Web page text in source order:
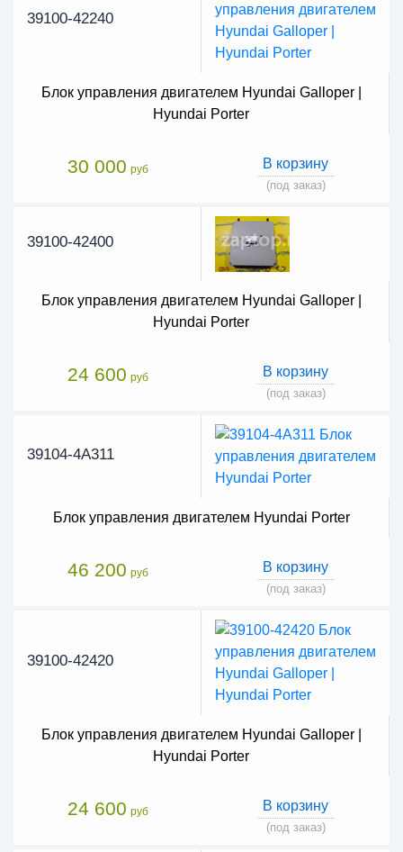
39100-42240
Блок управления двигателем Hyundai Galloper |
Hyundai Porter
30 000 руб В корзину
(под заказ)
39100-42400
Блок управления двигателем Hyundai Galloper |
Hyundai Porter
24 600 руб В корзину
(под заказ)
39104-4A311
Блок управления двигателем Hyundai Porter
46 200 руб В корзину
(под заказ)
39100-42420
Блок управления двигателем Hyundai Galloper |
Hyundai Porter
24 600 руб В корзину
(под заказ)